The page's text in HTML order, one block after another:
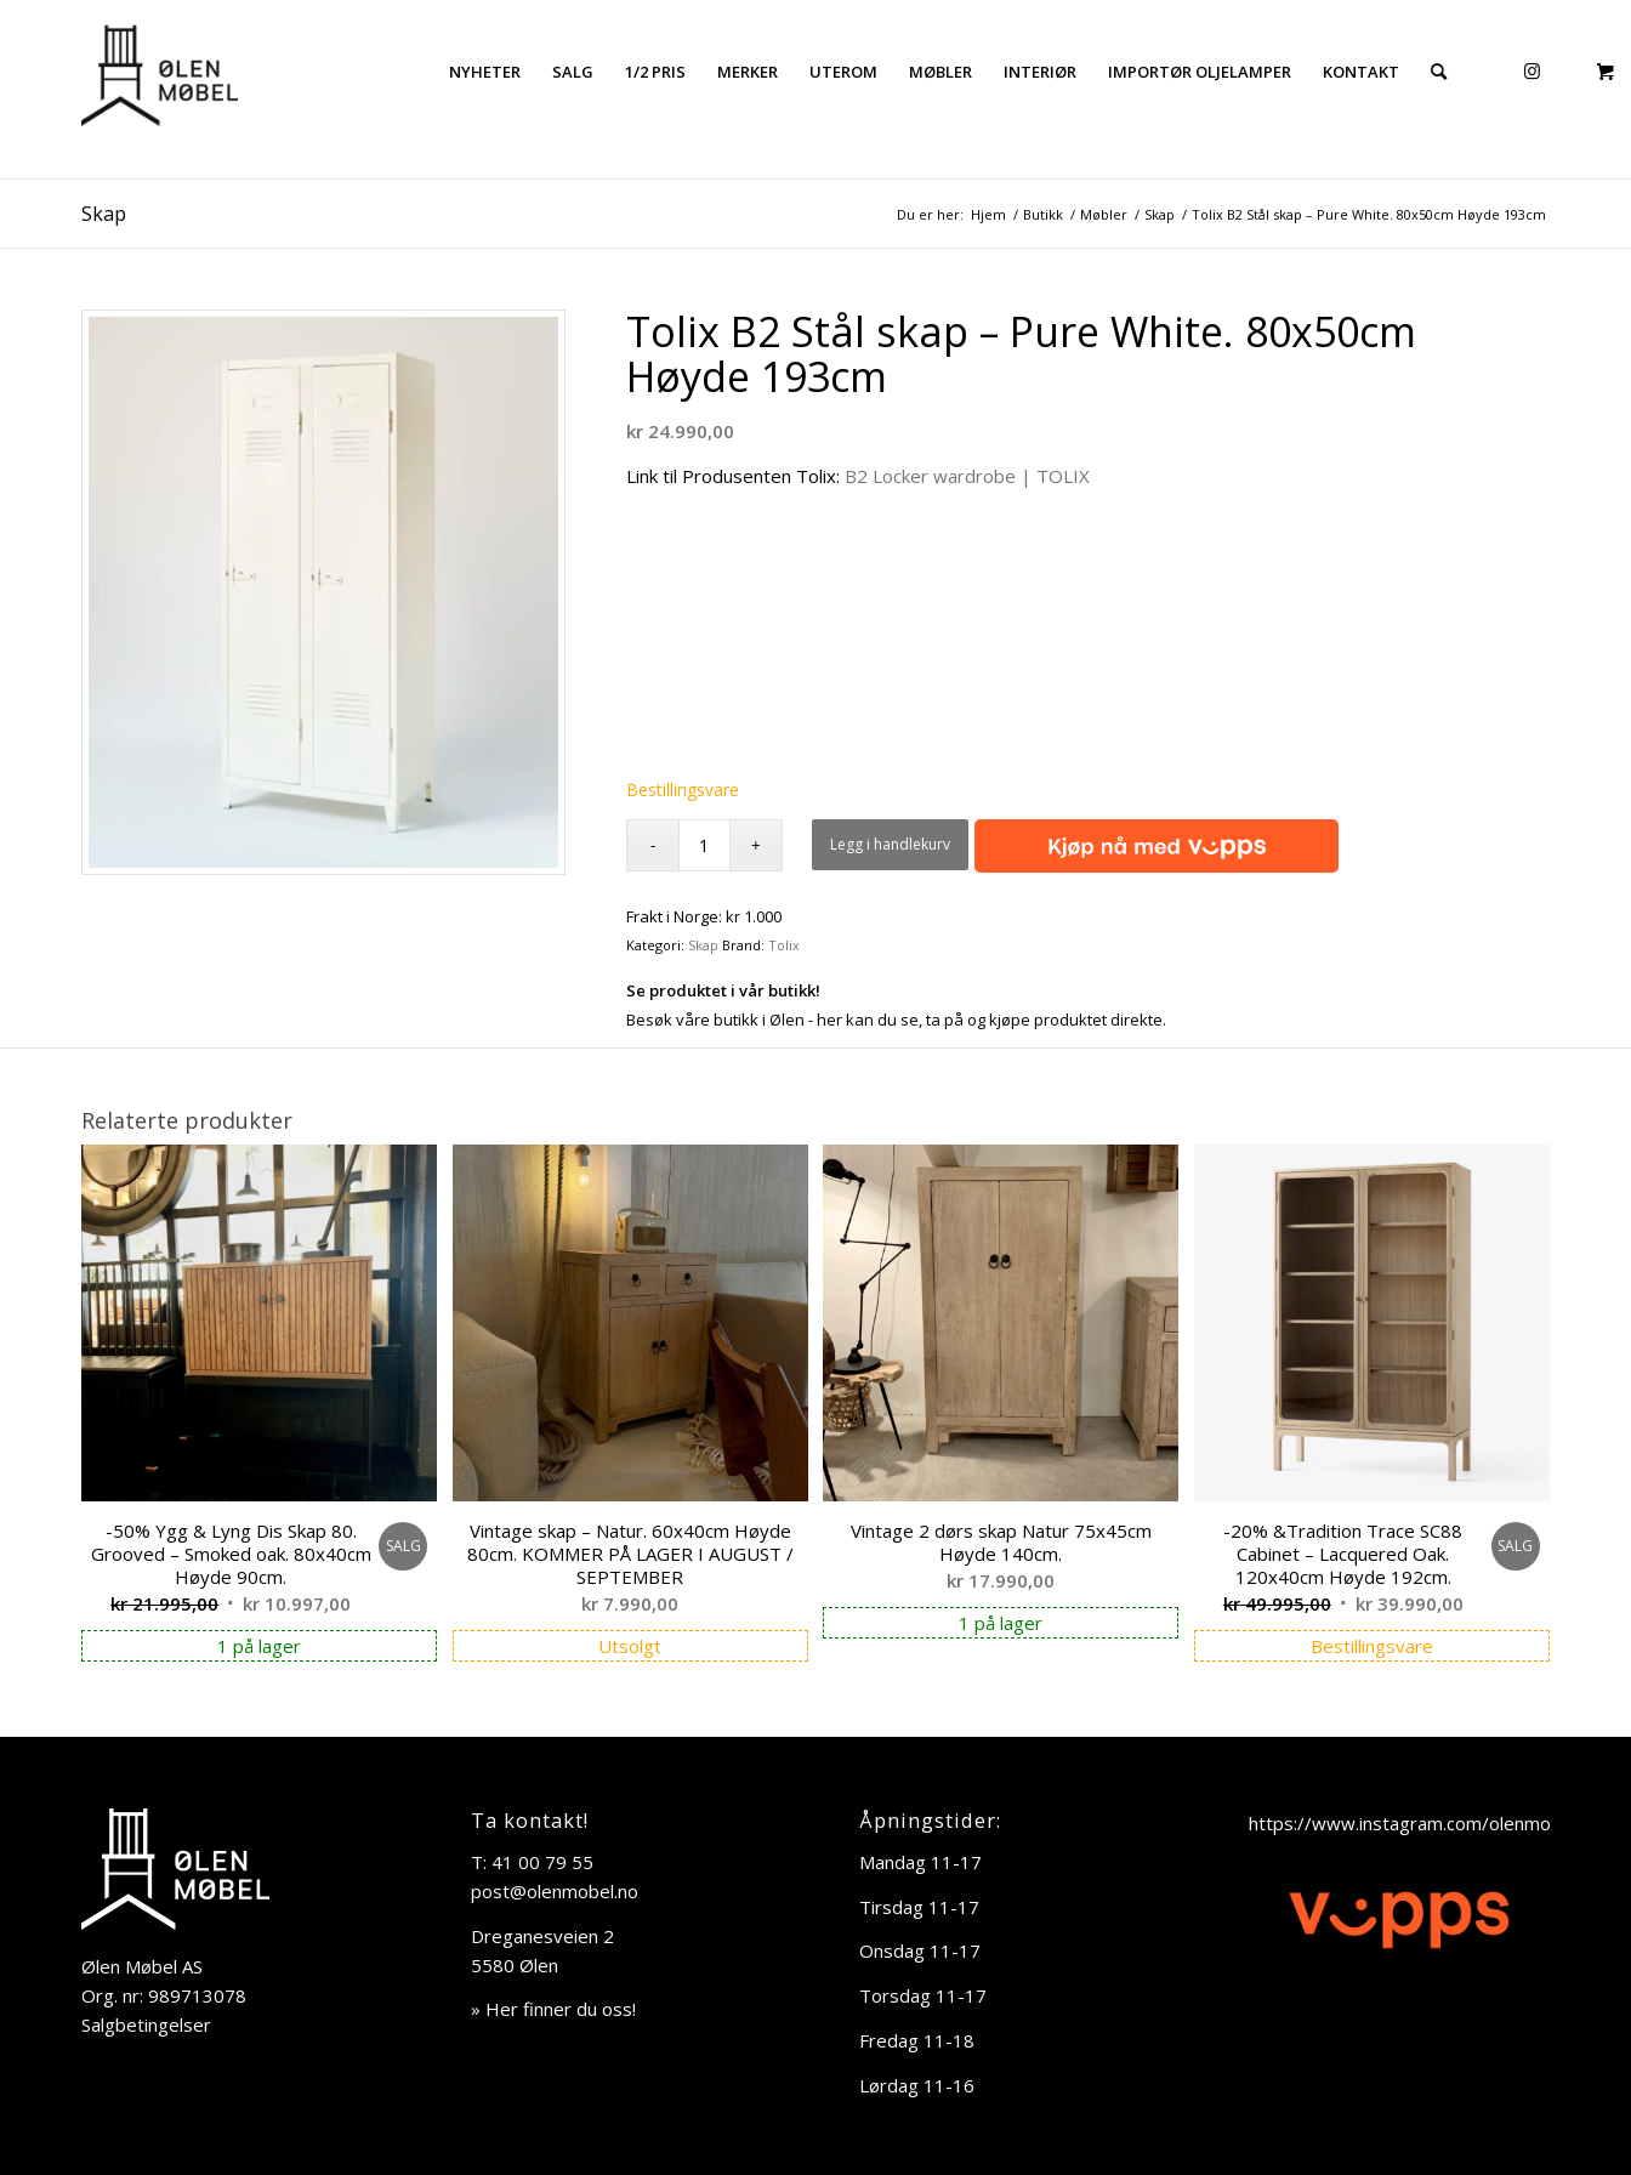
NYHETER SALG 1/2 PRIS MERKER UTEROM MØBLER INTERIØR IMPORTØR OLJELAMPER KONTAKT
Skap Du er her: Hjem / Butikk / Møbler / Skap / Tolix B2 Stål skap – Pure White. 80x50cm Høyde 193cm
Tolix B2 Stål skap – Pure White. 80x50cm
Høyde 193cm
kr 24.990,00
Link til Produsenten Tolix: B2 Locker wardrobe | TOLIX
Bestillingsvare
Legg i handlekurv
Frakt i Norge: kr 1.000
Kategori: Skap Brand:Tolix
Se produktet i vår butikk!
Besøk våre butikk i Ølen - her kan du se, ta på og kjøpe produktet direkte.
Relaterte produkter
-50% Ygg & Lyng Dis Skap 80.
Grooved – Smoked oak. 80x40cm
Høyde 90cm.
kr21.995,00 Opprinnelig
pris
var:
kr 10.997,00
pris
er:
SALG
1 på lager
Vintage skap – Natur. 60x40cm Høyde
80cm. KOMMER PÅ LAGER I AUGUST /
SEPTEMBER
kr 7.990,00
Utsolgt
Vintage 2 dørs skap Natur 75x45cm
Høyde 140cm.
kr 17.990,00
1 på lager
-20% &Tradition Trace SC88
Cabinet – Lacquered Oak.
120x40cm Høyde 192cm.
kr49.995,00 Opprinnelig
pris
var:
kr39.990,00Nåværende
pris
er:
SALG
Bestillingsvare
Ølen Møbel AS
Org. nr: 989713078
Salgbetingelser
Ta kontakt!
T: 41 00 79 55
post@olenmobel.no
Dreganesveien 2
5580 Ølen
» Her finner du oss!
Åpningstider:
Mandag 11-17
Tirsdag 11-17
Onsdag 11-17
Torsdag 11-17
Fredag 11-18
Lørdag 11-16
https://www.instagram.com/olenmobel